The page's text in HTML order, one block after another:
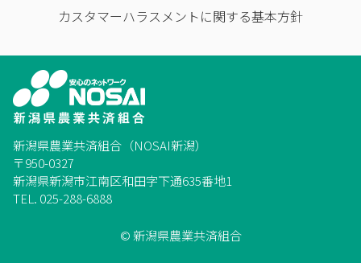
カスタマーハラスメントに関する基本方針
新潟県農業共済組合（NOSAI新潟）
〒950-0327
新潟県新潟市江南区和田字下通635番地1
TEL. 025-288-6888
© 新潟県農業共済組合